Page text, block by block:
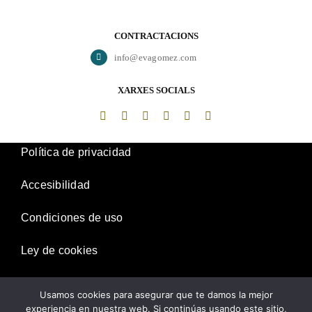
CONTRACTACIONS
info@evagomez.com
XARXES SOCIALS
Política de privacidad
Accesibilidad
Condiciones de uso
Ley de cookies
Usamos cookies para asegurar que te damos la mejor
experiencia en nuestra web. Si continúas usando este sitio,